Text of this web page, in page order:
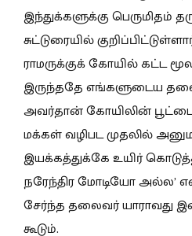
இந்துக்களுக்கு பெருமிதம்
சுட்டுரையில்
ராமருக்குக் கோயில் கட்ட
இருந்ததே எங்களுடைய
அவர்தான் கோயிலின் பூட்டை
மக்கள் வழிபட முதலில்
இயக்கத்துக்கே உயிர்
நரேந்திர மோடியோ அல்ல’
சேர்ந்த தலைவர் யாராவது
கூடும்.